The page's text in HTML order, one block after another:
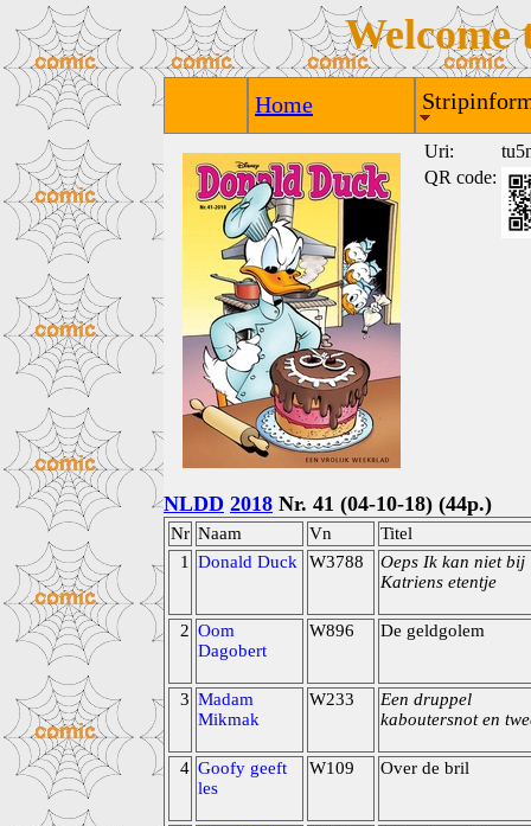
Welcome
Home
Uri:
QR code:
NLDD 2018 Nr. 41 (04-10-18) (44p.)
Nr Naam Vn
Titel
1
Donald Duck W3788
Oeps Ik kan niet bij
Katriens etentje
2 Oom
Dagobert
W896 De geldgolem
3 Madam
Mikmak
W233
Een druppel
kaboutersnot en
4 Goofy geeft
les
W109 Over de bril